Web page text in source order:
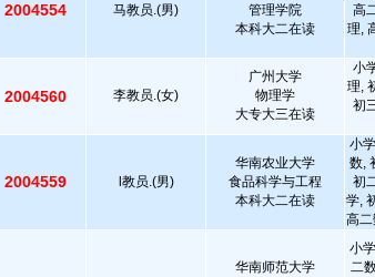
2004554 马教员.(男)
管理学院
本科大二在读
高
理,
2004560 李教员.(女)
广州大学
物理学
大专大三在读
小
理,
初
2004559 l教员.(男)
华南农业大学
食品科学与工程
本科大二在读
小
数,
初
学,
高
华南师范大学
小
二